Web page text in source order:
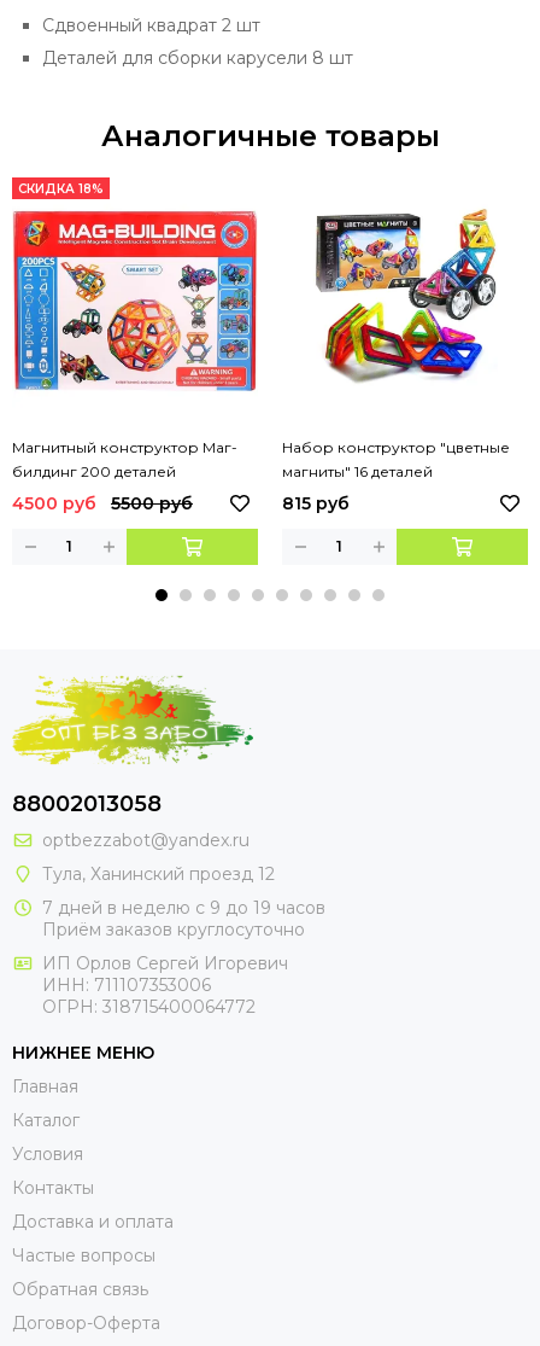
Сдвоенный квадрат 2 шт
Деталей для сборки карусели 8 шт
Аналогичные товары
СКИДКА 18%
Магнитный конструктор Маг-
билдинг 200 деталей
4500 руб 5500 руб
Набор конструктор "цветные
магниты" 16 деталей
815 руб
88002013058
optbezzabot@yandex.ru
Тула, Ханинский проезд 12
7 дней в неделю с 9 до 19 часов
Приём заказов круглосуточно
ИП Орлов Сергей Игоревич
ИНН: 711107353006
ОГРН: 318715400064772
НИЖНЕЕ МЕНЮ
Главная
Каталог
Условия
Контакты
Доставка и оплата
Частые вопросы
Обратная связь
Договор-Оферта